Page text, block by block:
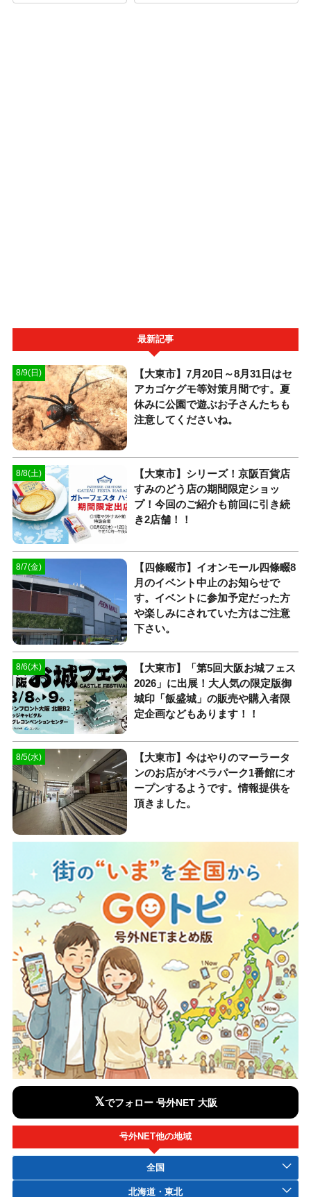
最新記事
8/9(日)
【大東市】7月20日～8月31日はセ
アカゴケグモ等対策月間です。夏
休みに公園で遊ぶお子さんたちも
注意してくださいね。
8/8(土)
【大東市】シリーズ！京阪百貨店
すみのどう店の期間限定ショッ
プ！今回のご紹介も前回に引き続
き2店舗！！
8/7(金)
【四條畷市】イオンモール四條畷8
月のイベント中止のお知らせで
す。イベントに参加予定だった方
や楽しみにされていた方はご注意
下さい。
8/6(木)
【大東市】「第5回大阪お城フェス
2026」に出展！大人気の限定版御
城印「飯盛城」の販売や購入者限
定企画などもあります！！
8/5(水)
【大東市】今はやりのマーラータ
ンのお店がオペラパーク1番館にオ
ープンするようです。情報提供を
頂きました。
𝕏でフォロー 号外NET 大阪
号外NET他の地域
全国
北海道・東北